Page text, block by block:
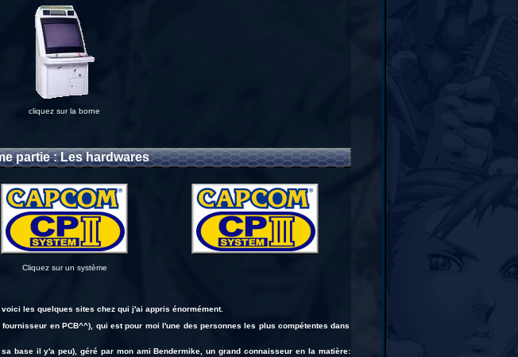
cliquez sur la borne
partie : Les hardwares
Cliquez sur un système
les quelques sites chez qui j'ai appris énormément.
en PCB^^), qui est pour moi l'une des personnes les plus compétentes dans
base il y'a peu), géré par mon ami Bendermike, un grand connaisseur en la matière: